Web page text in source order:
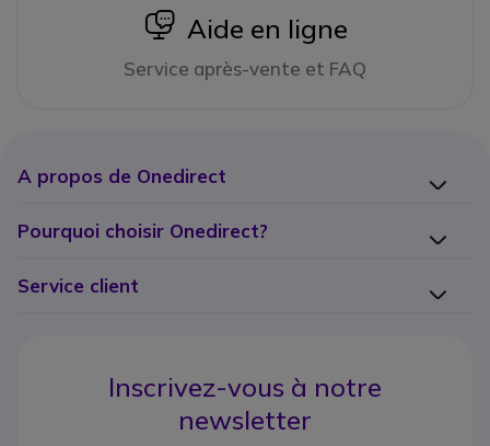
icon
Aide en ligne
Service après-vente et FAQ
A propos de Onedirect
Pourquoi choisir Onedirect?
Service client
Inscrivez-vous à notre
newsletter